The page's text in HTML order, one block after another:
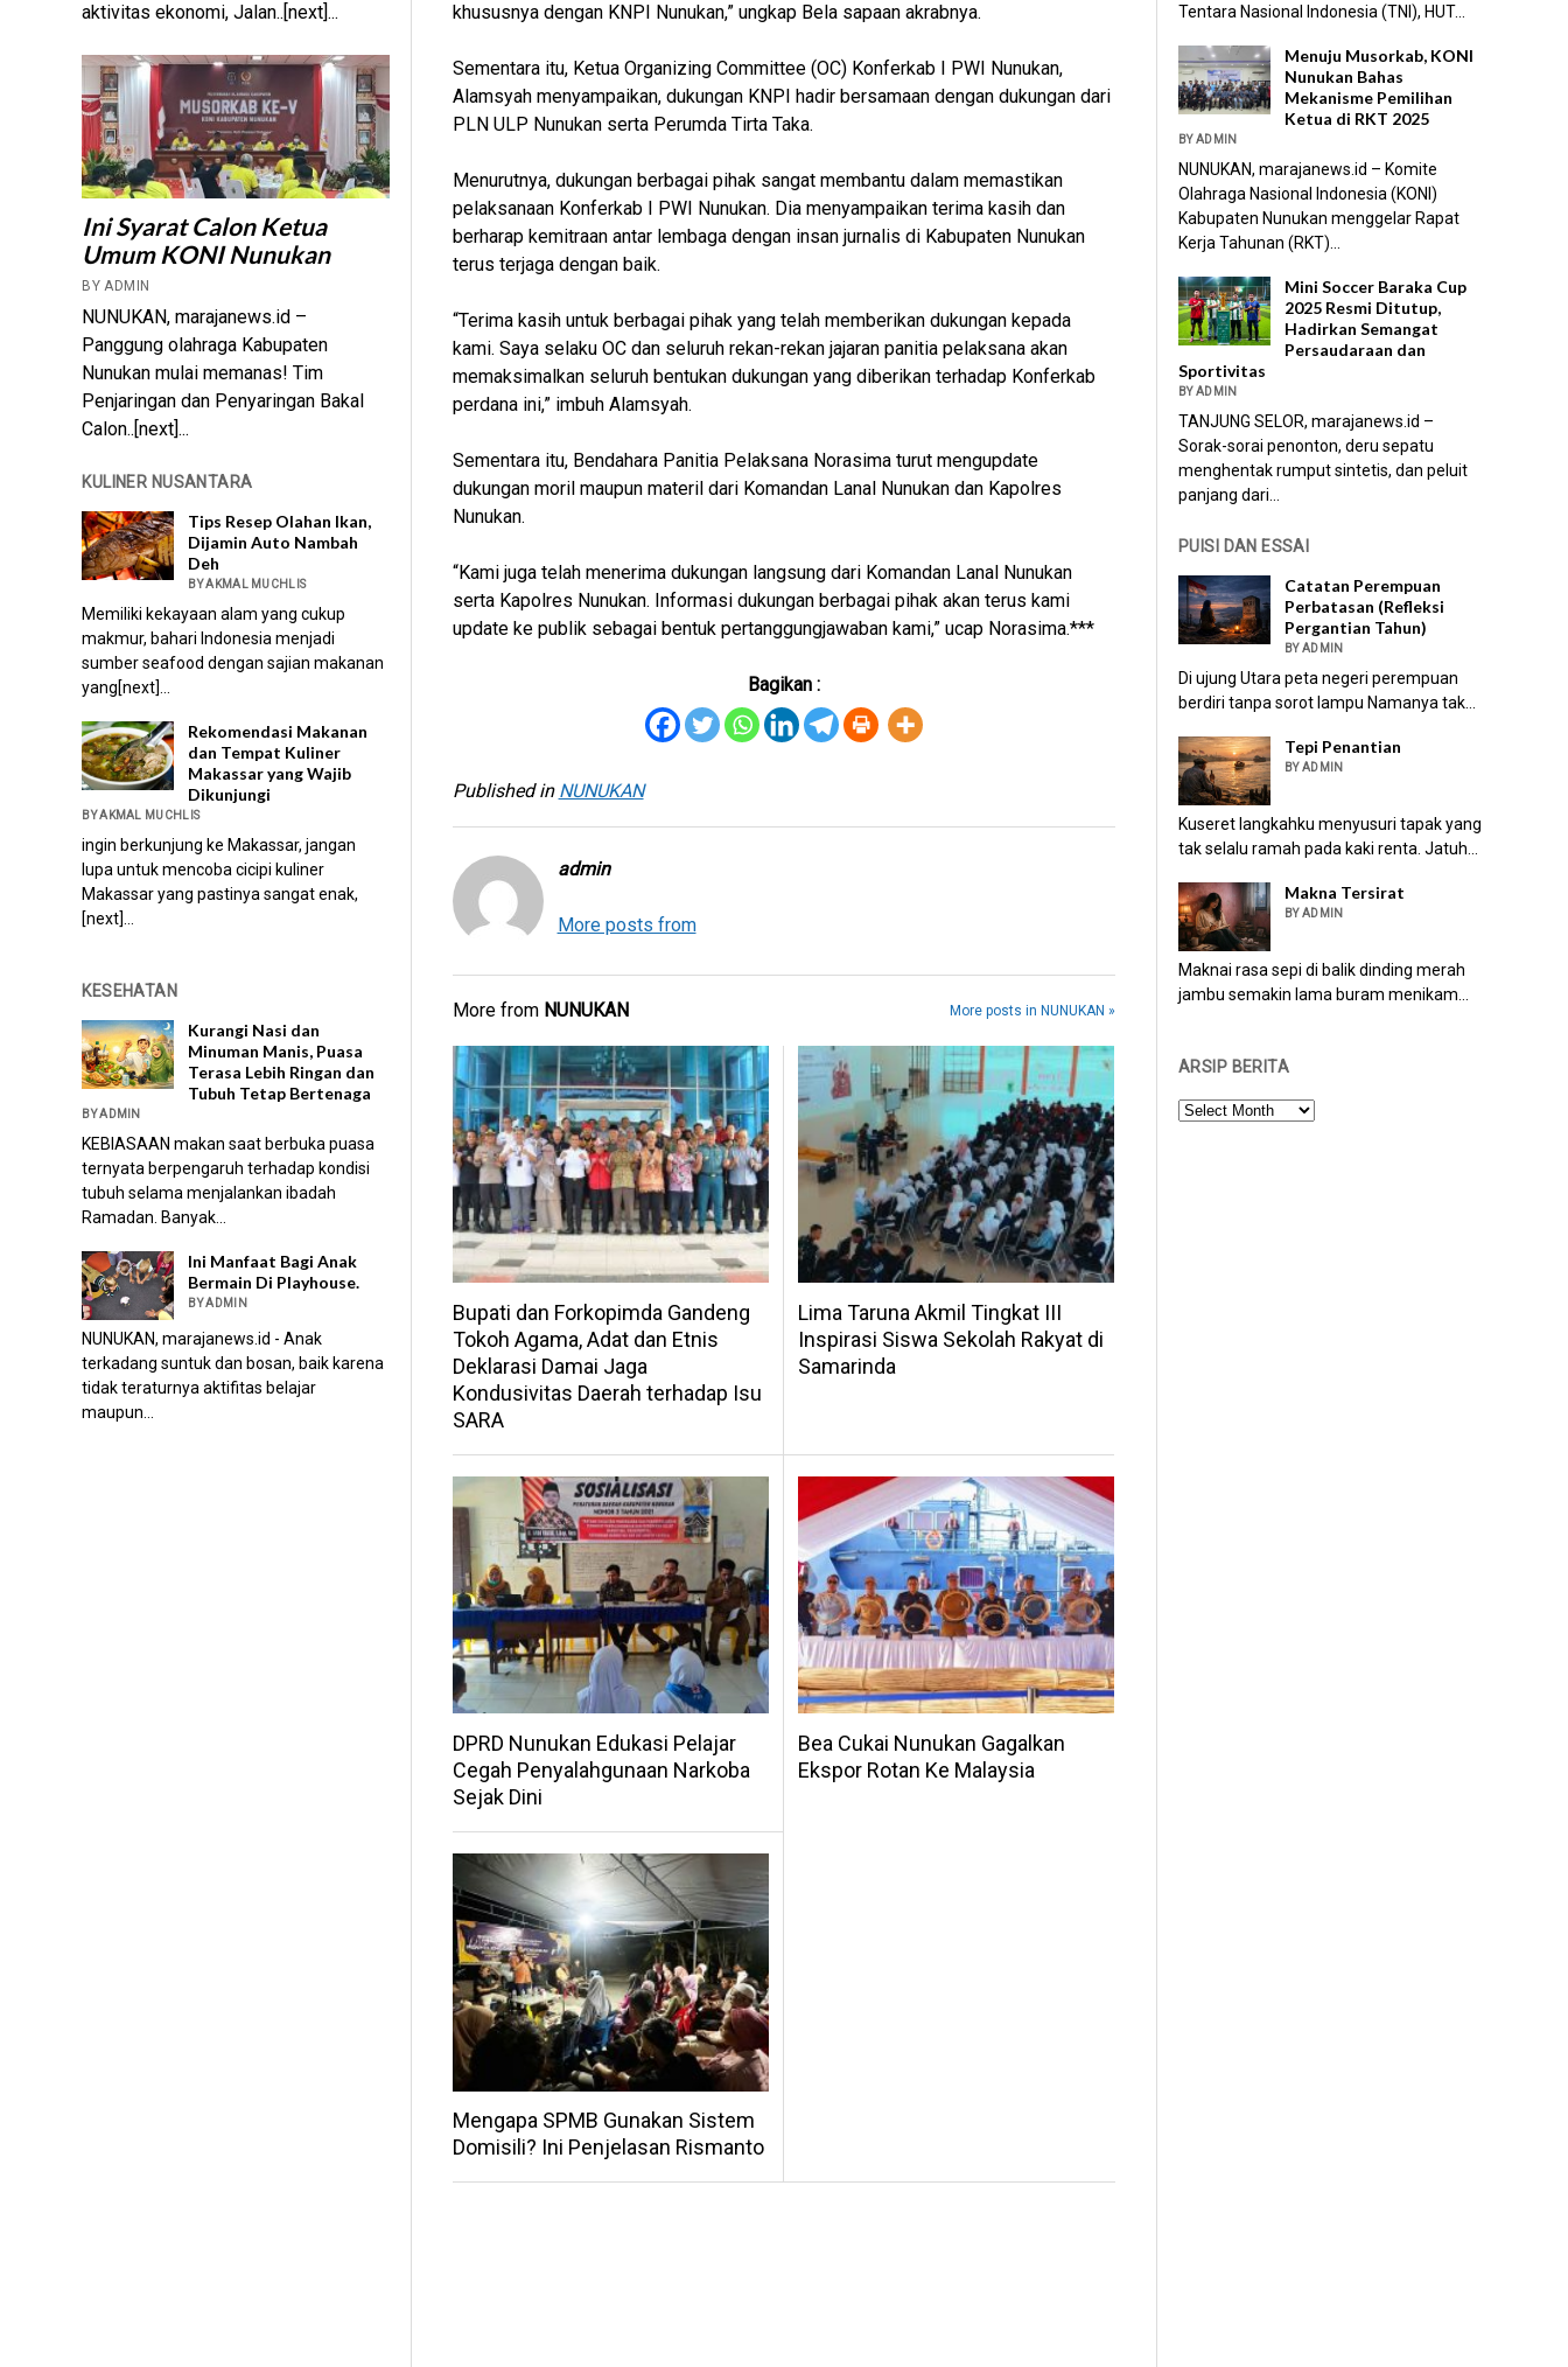
aktivitas ekonomi, Jalan..[next]...
Ini Syarat Calon Ketua
Umum KONI Nunukan
BY ADMIN
NUNUKAN, marajanews.id –
Panggung olahraga Kabupaten
Nunukan mulai memanas! Tim
Penjaringan dan Penyaringan Bakal
Calon..[next]...
KULINER NUSANTARA
Tips Resep Olahan Ikan,
Dijamin Auto Nambah
Deh
BY AKMAL MUCHLIS
Memiliki kekayaan alam yang cukup
makmur, bahari Indonesia menjadi
sumber seafood dengan sajian makanan
yang[next]...
Rekomendasi Makanan
dan Tempat Kuliner
Makassar yang Wajib
Dikunjungi
BY AKMAL MUCHLIS
ingin berkunjung ke Makassar, jangan
lupa untuk mencoba cicipi kuliner
Makassar yang pastinya sangat enak,
[next]...
KESEHATAN
Kurangi Nasi dan
Minuman Manis, Puasa
Terasa Lebih Ringan dan
Tubuh Tetap Bertenaga
BY ADMIN
KEBIASAAN makan saat berbuka puasa
ternyata berpengaruh terhadap kondisi
tubuh selama menjalankan ibadah
Ramadan. Banyak...
Ini Manfaat Bagi Anak
Bermain Di Playhouse.
BY ADMIN
NUNUKAN, marajanews.id - Anak
terkadang suntuk dan bosan, baik karena
tidak teraturnya aktifitas belajar
maupun...
khususnya dengan KNPI Nunukan,” ungkap Bela sapaan akrabnya.
Sementara itu, Ketua Organizing Committee (OC) Konferkab I PWI Nunukan,
Alamsyah menyampaikan, dukungan KNPI hadir bersamaan dengan dukungan dari
PLN ULP Nunukan serta Perumda Tirta Taka.
Menurutnya, dukungan berbagai pihak sangat membantu dalam memastikan
pelaksanaan Konferkab I PWI Nunukan. Dia menyampaikan terima kasih dan
berharap kemitraan antar lembaga dengan insan jurnalis di Kabupaten Nunukan
terus terjaga dengan baik.
“Terima kasih untuk berbagai pihak yang telah memberikan dukungan kepada
kami. Saya selaku OC dan seluruh rekan-rekan jajaran panitia pelaksana akan
memaksimalkan seluruh bentukan dukungan yang diberikan terhadap Konferkab
perdana ini,” imbuh Alamsyah.
Sementara itu, Bendahara Panitia Pelaksana Norasima turut mengupdate
dukungan moril maupun materil dari Komandan Lanal Nunukan dan Kapolres
Nunukan.
“Kami juga telah menerima dukungan langsung dari Komandan Lanal Nunukan
serta Kapolres Nunukan. Informasi dukungan berbagai pihak akan terus kami
update ke publik sebagai bentuk pertanggungjawaban kami,” ucap Norasima.***
Bagikan :
Published in NUNUKAN
admin
More posts from
More from NUNUKAN More posts in NUNUKAN »
Bupati dan Forkopimda Gandeng
Tokoh Agama, Adat dan Etnis
Deklarasi Damai Jaga
Kondusivitas Daerah terhadap Isu
SARA
Lima Taruna Akmil Tingkat III
Inspirasi Siswa Sekolah Rakyat di
Samarinda
DPRD Nunukan Edukasi Pelajar
Cegah Penyalahgunaan Narkoba
Sejak Dini
Bea Cukai Nunukan Gagalkan
Ekspor Rotan Ke Malaysia
Mengapa SPMB Gunakan Sistem
Domisili? Ini Penjelasan Rismanto
Tentara Nasional Indonesia (TNI), HUT...
Menuju Musorkab, KONI
Nunukan Bahas
Mekanisme Pemilihan
Ketua di RKT 2025
BY ADMIN
NUNUKAN, marajanews.id – Komite
Olahraga Nasional Indonesia (KONI)
Kabupaten Nunukan menggelar Rapat
Kerja Tahunan (RKT)...
Mini Soccer Baraka Cup
2025 Resmi Ditutup,
Hadirkan Semangat
Persaudaraan dan
Sportivitas
BY ADMIN
TANJUNG SELOR, marajanews.id –
Sorak-sorai penonton, deru sepatu
menghentak rumput sintetis, dan peluit
panjang dari...
PUISI DAN ESSAI
Catatan Perempuan
Perbatasan (Refleksi
Pergantian Tahun)
BY ADMIN
Di ujung Utara peta negeri perempuan
berdiri tanpa sorot lampu Namanya tak...
Tepi Penantian
BY ADMIN
Kuseret langkahku menyusuri tapak yang
tak selalu ramah pada kaki renta. Jatuh...
Makna Tersirat
BY ADMIN
Maknai rasa sepi di balik dinding merah
jambu semakin lama buram menikam...
ARSIP BERITA
ARSIP